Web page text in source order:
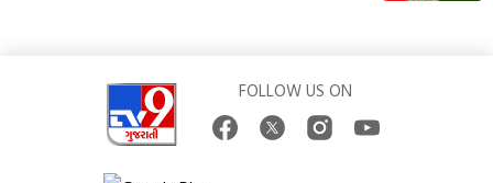
FOLLOW US ON